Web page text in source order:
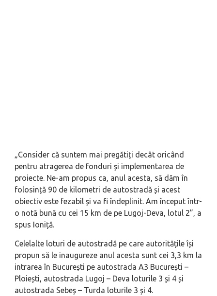
„Consider că suntem mai pregătiți decât oricând
pentru atragerea de fonduri și implementarea de
proiecte. Ne-am propus ca, anul acesta, să dăm în
folosință 90 de kilometri de autostradă și acest
obiectiv este fezabil și va fi îndeplinit. Am început într-
o notă bună cu cei 15 km de pe Lugoj-Deva, lotul 2”, a
spus Ioniță.
Celelalte loturi de autostradă pe care autoritățile își
propun să le inaugureze anul acesta sunt cei 3,3 km la
intrarea în București pe autostrada A3 București –
Ploiești, autostrada Lugoj – Deva loturile 3 și 4 și
autostrada Sebeș – Turda loturile 3 și 4.